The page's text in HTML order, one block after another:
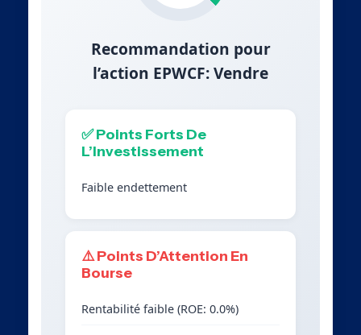
Recommandation pour
l’action EPWCF: Vendre
✅ Points Forts De
L’Investissement
Faible endettement
⚠️ Points D’Attention En
Bourse
Rentabilité faible (ROE: 0.0%)